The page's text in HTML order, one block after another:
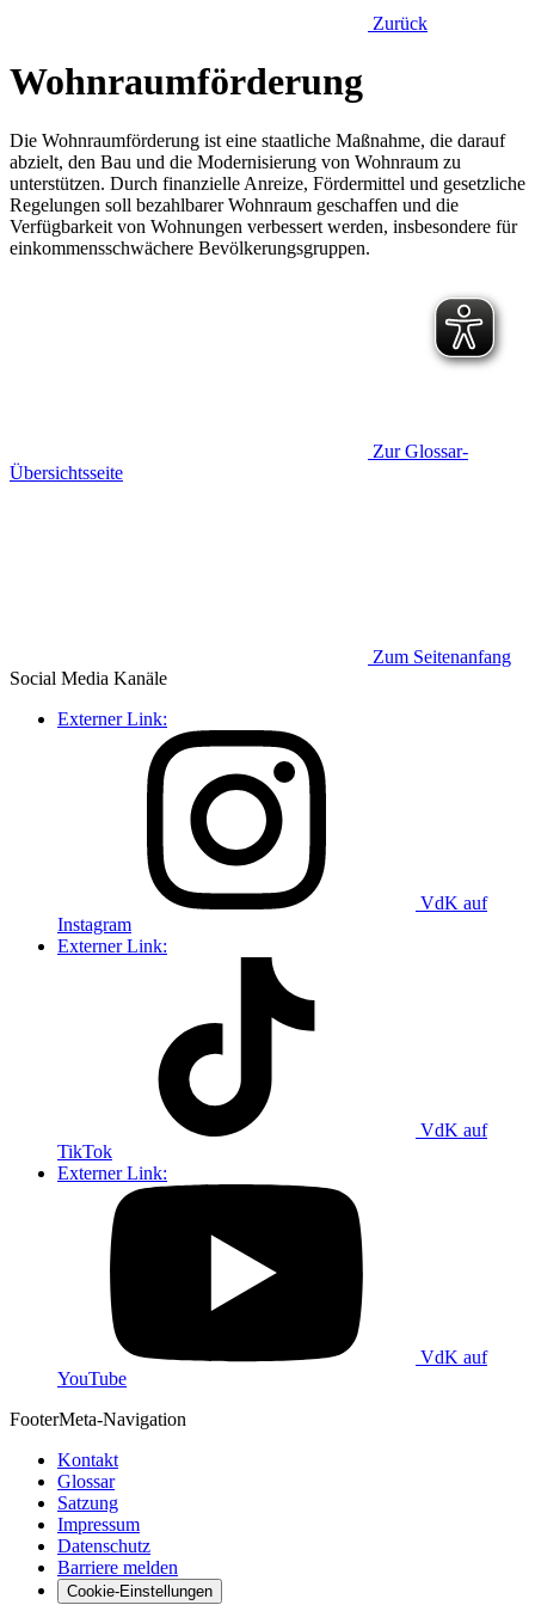
Zurück
Wohnraumförderung
Die Wohnraumförderung ist eine staatliche Maßnahme, die darauf
abzielt, den Bau und die Modernisierung von Wohnraum zu
unterstützen. Durch finanzielle Anreize, Fördermittel und gesetzliche
Regelungen soll bezahlbarer Wohnraum geschaffen und die
Verfügbarkeit von Wohnungen verbessert werden, insbesondere für
einkommensschwächere Bevölkerungsgruppen.
Zur Glossar-
Übersichtsseite
Zum Seitenanfang
Social Media Kanäle
Externer Link:
VdK auf
Instagram
Externer Link:
VdK auf
TikTok
Externer Link:
VdK auf
YouTube
FooterMeta-Navigation
Kontakt
Glossar
Satzung
Impressum
Datenschutz
Barriere melden
Cookie-Einstellungen